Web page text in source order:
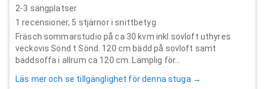
2-3 sängplatser
1 recensioner, 5 stjärnor i snittbetyg
Fräsch sommarstudio på ca 30 kvm inkl sovloft uthyres
veckovis Sönd t Sönd. 120 cm bädd på sovloft samt
bäddsoffa i allrum ca 120 cm. Lämplig för...
Läs mer och se tillgänglighet för denna stuga →